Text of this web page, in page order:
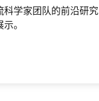
科学家团队的前沿研究
。